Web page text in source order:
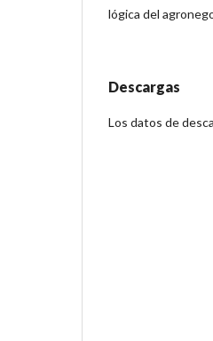
lógica del
Descargas
Los datos de